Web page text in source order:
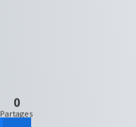
0
Partages